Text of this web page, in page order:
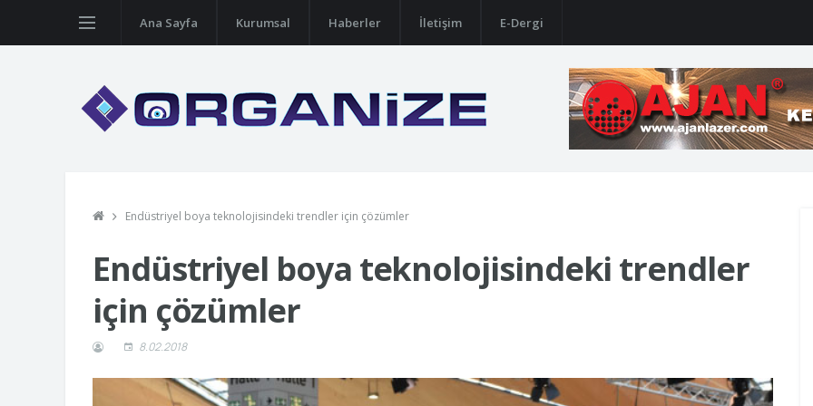
Ana Sayfa Kurumsal Haberler İletişim E-Dergi
Endüstriyel boya teknolojisindeki trendler için çözümler
Endüstriyel boya teknolojisindeki trendler
için çözümler
8.02.2018